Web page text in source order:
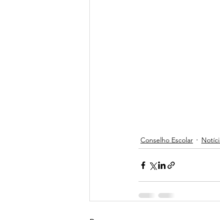
Conselho Escolar